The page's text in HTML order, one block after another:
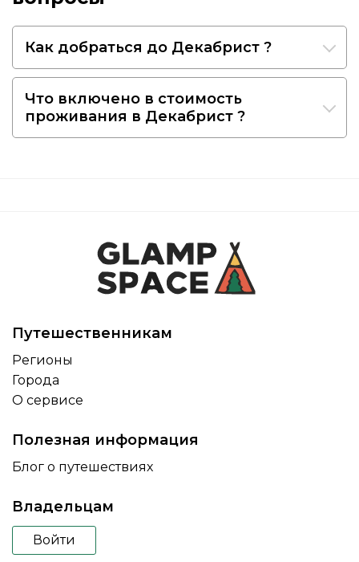
Как добраться до Декабрист ?
Что включено в стоимость
проживания в Декабрист ?
Путешественникам
Регионы
Города
О сервисе
Полезная информация
Блог о путешествиях
Владельцам
Войти